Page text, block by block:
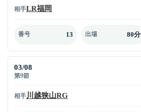
相手LR福岡
番号 13 出場 80分
03/08
第9節
相手 川越狭山RG